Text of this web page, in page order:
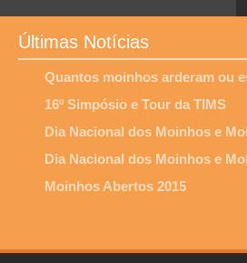
Últimas Notícias
Quantos moinhos arderam ou
16º Simpósio e Tour da TIMS
Dia Nacional dos Moinhos e
Dia Nacional dos Moinhos e
Moinhos Abertos 2015